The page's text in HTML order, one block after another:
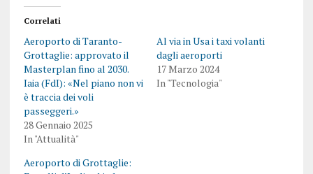
Correlati
Aeroporto di Taranto-
Grottaglie: approvato il
Masterplan fino al 2030.
Iaia (FdI): «Nel piano non vi
è traccia dei voli
passeggeri.»
28 Gennaio 2025
In "Attualità"
Al via in Usa i taxi volanti
dagli aeroporti
17 Marzo 2024
In "Tecnologia"
Aeroporto di Grottaglie: